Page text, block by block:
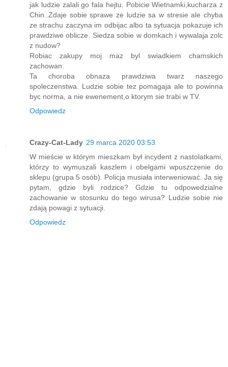
jak ludzie zalali go fala hejtu. Pobicie Wietnamki,kucharza z
Chin..Zdaje sobie sprawe ze ludzie sa w stresie ale chyba
ze strachu zaczyna im odbijac albo ta sytuacja pokazuje ich
prawdziwe oblicze. Siedza sobie w domkach i wywalaja zolc
z nudow?
Robiac zakupy moj maz byl swiadkiem chamskich
zachowan.
Ta choroba obnaza prawdziwa twarz naszego
spoleczenstwa. Ludzie sobie tez pomagaja ale to powinna
byc norma, a nie ewenement,o ktorym sie trabi w TV.
Odpowiedz
Crazy-Cat-Lady 29 marca 2020 03:53
W mieście w którym mieszkam był incydent z nastolatkami,
którzy to wymuszali kaszlem i obelgami wpuszczenie do
sklepu (grupa 5 osób). Policja musiała interweniować. Ja się
pytam, gdzie byli rodzice? Gdzie tu odpowedzialne
zachowanie w stosunku do tego wirusa? Ludzie sobie nie
zdają powagi z sytuacji.
Odpowiedz